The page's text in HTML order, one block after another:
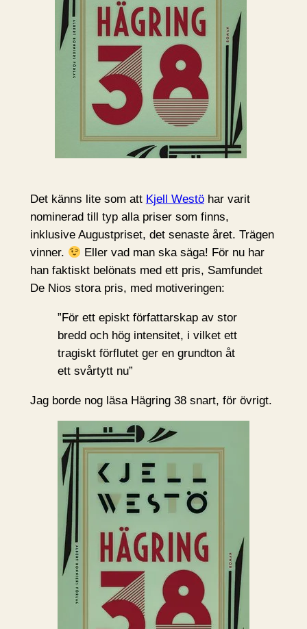
Det känns lite som att Kjell Westöhar varit
nominerad till typ alla priser som finns,
inklusive Augustpriset, det senaste året. Trägen
vinner.
Eller vad man ska säga! För nu har
han faktiskt belönats med ett pris, Samfundet
De Nios stora pris, med motiveringen:
”För ett episkt författarskap av stor
bredd och hög intensitet, i vilket ett
tragiskt förflutet ger en grundton åt
ett svårtytt nu”
Jag borde nog läsa Hägring 38 snart, för övrigt.